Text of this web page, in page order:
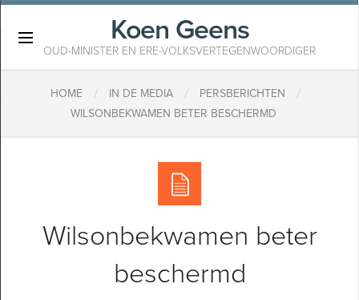
Koen Geens
OUD-MINISTER EN ERE-VOLKSVERTEGENWOORDIGER
HOME / IN DE MEDIA / PERSBERICHTEN /
WILSONBEKWAMEN BETER BESCHERMD
Wilsonbekwamen beter
beschermd